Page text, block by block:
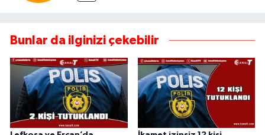
Bunlar da ilginizi çekebilir